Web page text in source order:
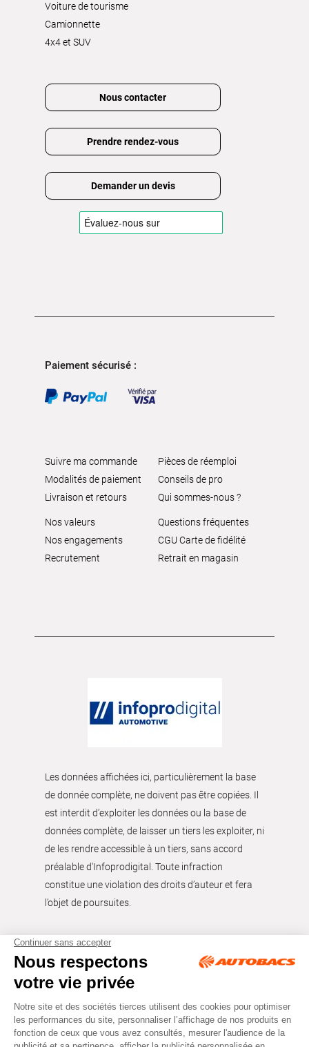
Voiture de tourisme
Camionnette
4x4 et SUV
Nous contacter
Prendre rendez-vous
Demander un devis
Paiement sécurisé :
Suivre ma commande
Modalités de paiement
Livraison et retours
Pièces de réemploi
Conseils de pro
Qui sommes-nous ?
Nos valeurs
Nos engagements
Recrutement
Questions fréquentes
CGU Carte de fidélité
Retrait en magasin
Les données affichées ici, particulièrement la base
de donnée complète, ne doivent pas être copiées. Il
est interdit d’exploiter les données ou la base de
données complète, de laisser un tiers les exploiter, ni
de les rendre accessible à un tiers, sans accord
préalable d'Infoprodigital. Toute infraction
constitue une violation des droits d’auteur et fera
l’objet de poursuites.